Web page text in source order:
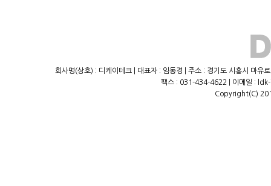
회사명(상호) : 디케이테크 | 대표자 : 임동경 | 주소 : 경기도 시흥시 마
팩스 : 031-434-4622 | 이메일 :
Copyright(C)